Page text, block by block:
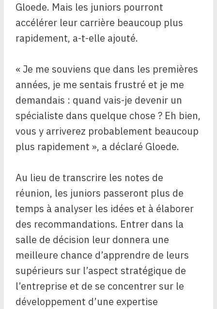
Gloede. Mais les juniors pourront
accélérer leur carrière beaucoup plus
rapidement, a-t-elle ajouté.
« Je me souviens que dans les premières
années, je me sentais frustré et je me
demandais : quand vais-je devenir un
spécialiste dans quelque chose ? Eh bien,
vous y arriverez probablement beaucoup
plus rapidement », a déclaré Gloede.
Au lieu de transcrire les notes de
réunion, les juniors passeront plus de
temps à analyser les idées et à élaborer
des recommandations. Entrer dans la
salle de décision leur donnera une
meilleure chance d’apprendre de leurs
supérieurs sur l’aspect stratégique de
l’entreprise et de se concentrer sur le
développement d’une expertise